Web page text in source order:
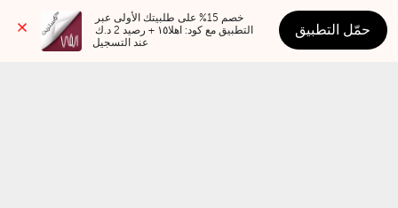
عند التسجيل
حمّل التطبيق